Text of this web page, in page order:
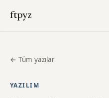
ftpyz
← Tüm yazılar
YAZILIM